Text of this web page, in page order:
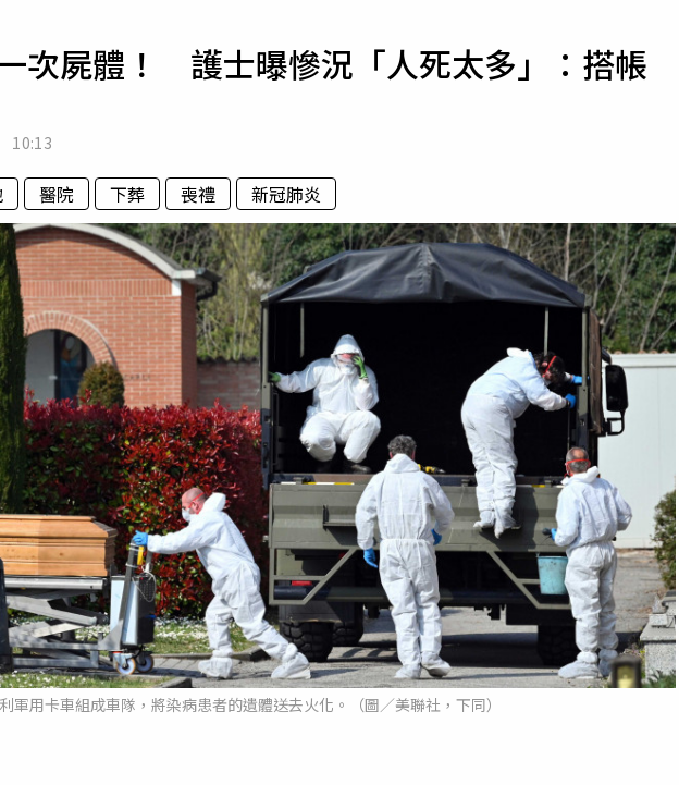
專欄
運勢
次屍體！ 護士曝慘況「人死太多」：搭帳
10:13
醫院 下葬 喪禮 新冠肺炎
軍用卡車組成車隊，將染病患者的遺體送去火化。（圖／美聯社，下同）